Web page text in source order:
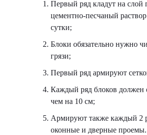
Первый ряд кладут на слой
цементно-песчаный
сутки;
Блоки обязательно нужно
грязи;
Первый ряд армируют
Каждый ряд блоков должен
чем на 10 см;
Армируют также каждый 2
оконные и дверные проемы.